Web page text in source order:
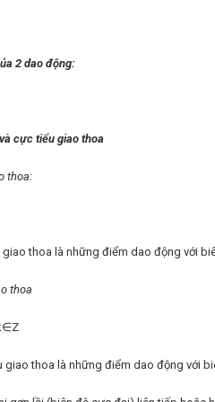
2 dao động:
cực tiểu giao thoa
thoa:
thoa là những điểm dao động với
thoa
thoa là những điểm dao động với